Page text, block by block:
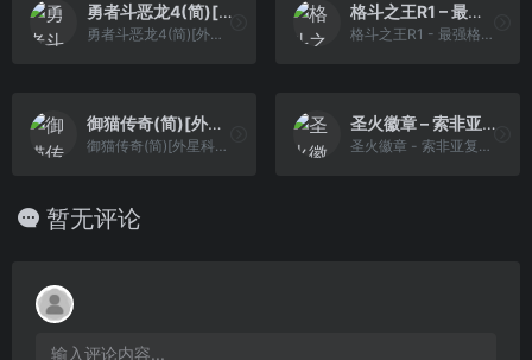
勇者斗恶龙4(简)[外星科技](JP)[RPG](2Mb)
勇者斗恶龙4(简)[外星科技](J...
格斗之王R1 – 最强格斗王(简)[南晶科技](CN)[RPG](4Mb)
格斗之王R1 - 最强格斗王(简)[南晶科技](CN)[RPG](4Mb)
御猫传奇(简)[外星科技](CN)[RPG](8Mb)
御猫传奇(简)[外星科技](CN)[RPG](8Mb)
圣火徽章 – 索非亚复苏(简)[外星科技](JP)[SLG](5Mb)
圣火徽章 - 索非亚复苏(简)[外星科技](JP)[SLG](5Mb)
暂无评论